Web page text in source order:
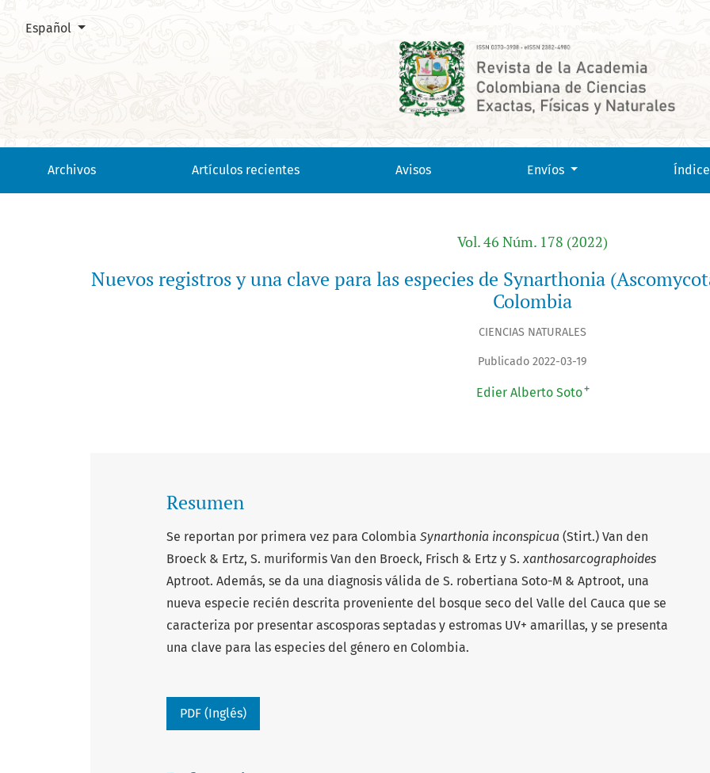
Nuevos registros y una clave para las especies de Synarthonia (Ascomycota liquenizada: Arthoniaceae) en Colombia
Archivos Artículos recientes Avisos Envíos
Cambiar el idioma. El actual es:
Español
Vol. 46 Núm. 178 (2022)
Nuevos registros y una clave para las especies de Synarthonia
Colombia
CIENCIAS NATURALES
Publicado 2022-03-19
Edier Alberto Soto+
Resumen
Se reportan por primera vez para Colombia Synarthonia inconspicua (Stirt.) Van den
Broeck & Ertz, S. muriformis Van den Broeck, Frisch & Ertz y S.xanthosarcographoides
Aptroot. Además, se da una diagnosis válida de S. robertiana Soto-M & Aptroot, una
nueva especie recién descrita proveniente del bosque seco del Valle del Cauca que se
caracteriza por presentar ascosporas septadas y estromas UV+ amarillas, y se presenta
una clave para las especies del género en Colombia.
PDF (Inglés)